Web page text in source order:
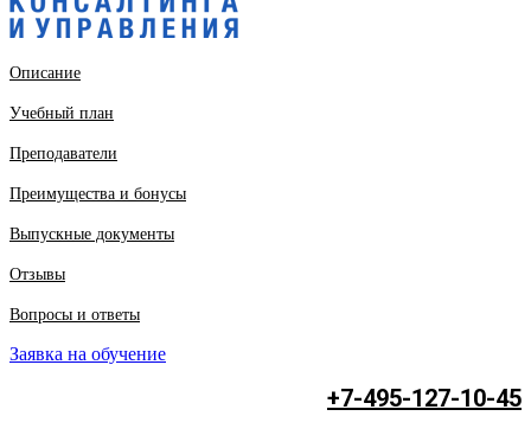
Описание
Учебный план
Преподаватели
Преимущества и бонусы
Выпускные документы
Отзывы
Вопросы и ответы
Заявка на обучение
+7-495-127-10-45